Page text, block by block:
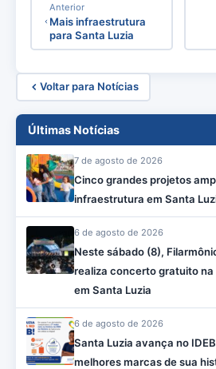
Anterior
Mais infraestrutura
para Santa Luzia
Voltar para Notícias
Últimas Notícias
7 de agosto de 2026
Cinco grandes projetos
infraestrutura em Santa
6 de agosto de 2026
Neste sábado (8),
realiza concerto gratuito
em Santa Luzia
6 de agosto de 2026
Santa Luzia avança no
melhores marcas de sua